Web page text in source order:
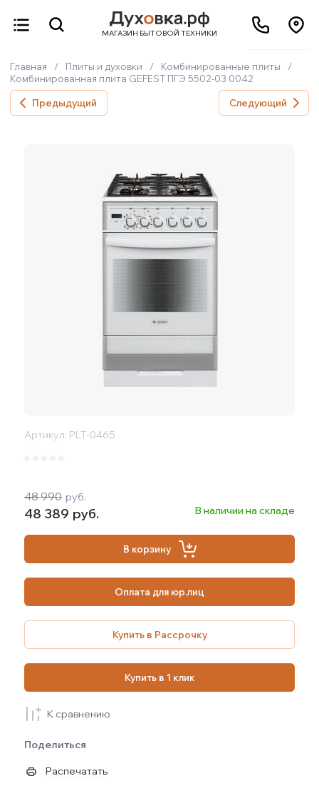
МАГАЗИН БЫТОВОЙ ТЕХНИКИ
Главная / Плиты и духовки / Комбинированные плиты
/
Комбинированная плита GEFEST ПГЭ 5502-03 0042
Предыдущий Следующий
Артикул: PLT-0465
В наличии на складе
48 990 руб.
48 389 руб.
В корзину
Оплата для юр.лиц
Купить в Рассрочку
Купить в 1 клик
К сравнению
Поделиться
Распечатать